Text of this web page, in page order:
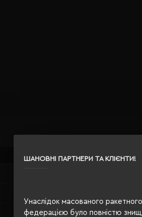
ШАНОВНІ ПАРТНЕРИ ТА КЛІЄНТИ!
Унаслідок масованого
федерацією було повністю